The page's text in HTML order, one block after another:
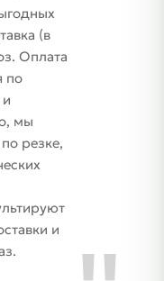
(в
Оплата
по
мы
резке,
и